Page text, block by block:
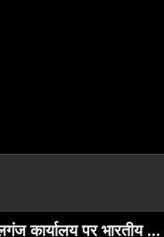
पर भारतीय ...